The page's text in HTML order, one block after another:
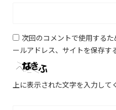
次回のコメントで使用する
ールアドレス、サイトを保存す
上に表示された文字を入力して